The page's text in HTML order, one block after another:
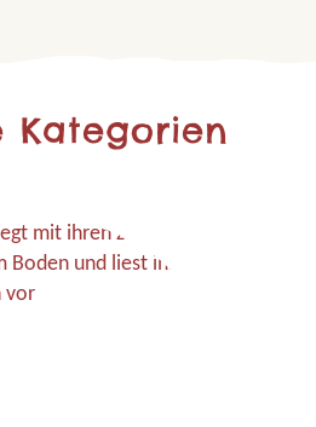
Kategorien